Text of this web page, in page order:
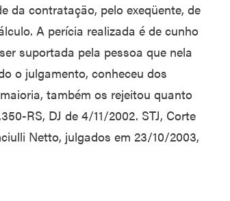
da contratação, pelo exeqüente, de
A perícia realizada é de cunho
suportada pela pessoa que nela
o julgamento, conheceu dos
também os rejeitou quanto
RS, DJ de 4/11/2002. STJ, Corte
Netto, julgados em 23/10/2003,